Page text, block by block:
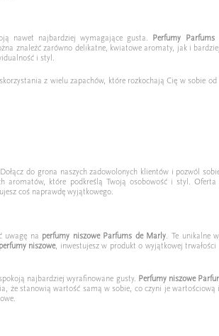
nawet najbardziej wymagające gusta. Perfumy Parfums
znaleźć zarówno delikatne, kwiatowe aromaty, jak i
i styl.
z wielu zapachów, które rozkochają Cię w sobie
do grona naszych zadowolonych klientów i pozwól
aromatów, które podkreślą Twoją osobowość i styl. Oferta
coś naprawdę wyjątkowego.
uwagę na perfumy niszowe Parfums de Marly. Te unikalne
perfumy niszowe, inwestujesz w produkt o wyjątkowej
najbardziej wyrafinowane gusty. Perfumy niszowe
że stanowią wartość samą w sobie, co czyni je wartościową